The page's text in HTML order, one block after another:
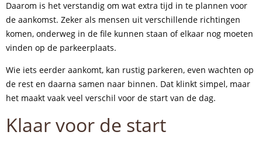
Daarom is het verstandig om wat extra tijd in te plannen voor
de aankomst. Zeker als mensen uit verschillende richtingen
komen, onderweg in de file kunnen staan of elkaar nog moeten
vinden op de parkeerplaats.
Wie iets eerder aankomt, kan rustig parkeren, even wachten op
de rest en daarna samen naar binnen. Dat klinkt simpel, maar
het maakt vaak veel verschil voor de start van de dag.
Klaar voor de start